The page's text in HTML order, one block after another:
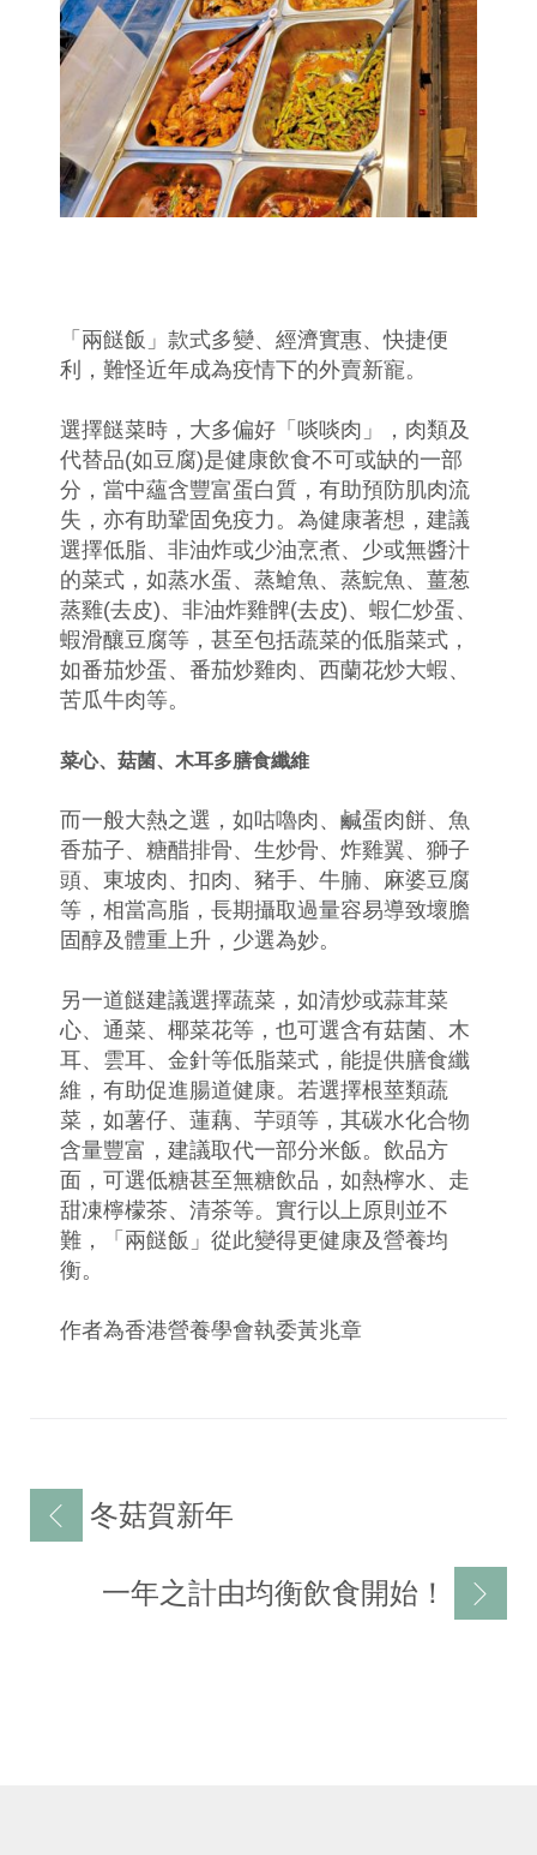
「兩餸飯」款式多變、經濟實惠、快捷便
利，難怪近年成為疫情下的外賣新寵。
選擇餸菜時，大多偏好「啖啖肉」，肉類及
代替品(如豆腐)是健康飲食不可或缺的一部
分，當中蘊含豐富蛋白質，有助預防肌肉流
失，亦有助鞏固免疫力。為健康著想，建議
選擇低脂、非油炸或少油烹煮、少或無醬汁
的菜式，如蒸水蛋、蒸䱽魚、蒸鯇魚、薑葱
蒸雞(去皮)、非油炸雞髀(去皮)、蝦仁炒蛋、
蝦滑釀豆腐等，甚至包括蔬菜的低脂菜式，
如番茄炒蛋、番茄炒雞肉、西蘭花炒大蝦、
苦瓜牛肉等。
菜心、菇菌、木耳多膳食纖維
而一般大熱之選，如咕嚕肉、鹹蛋肉餅、魚
香茄子、糖醋排骨、生炒骨、炸雞翼、獅子
頭、東坡肉、扣肉、豬手、牛腩、麻婆豆腐
等，相當高脂，長期攝取過量容易導致壞膽
固醇及體重上升，少選為妙。
另一道餸建議選擇蔬菜，如清炒或蒜茸菜
心、通菜、椰菜花等，也可選含有菇菌、木
耳、雲耳、金針等低脂菜式，能提供膳食纖
維，有助促進腸道健康。若選擇根莖類蔬
菜，如薯仔、蓮藕、芋頭等，其碳水化合物
含量豐富，建議取代一部分米飯。飲品方
面，可選低糖甚至無糖飲品，如熱檸水、走
甜凍檸檬茶、清茶等。實行以上原則並不
難，「兩餸飯」從此變得更健康及營養均
衡。
作者為香港營養學會執委黃兆章
Post
navigation
冬菇賀新年
一年之計由均衡飲食開始！